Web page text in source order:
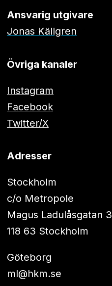
Ansvarig utgivare
Jonas Källgren
Övriga kanaler
Instagram
Facebook
Twitter/X
Adresser
Stockholm
c/o Metropole
Magus Ladulåsgatan 3
118 63 Stockholm
Göteborg
ml@hkm.se